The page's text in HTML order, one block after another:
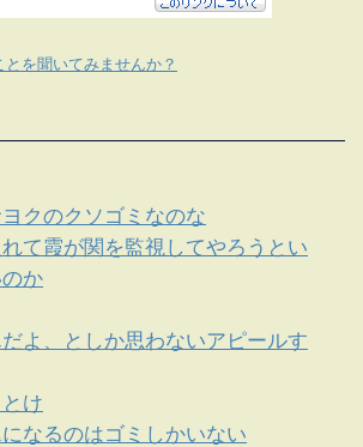
を聞いてみませんか？
クのクソゴミなのな
て霞が関を監視してやろうとい
か
よ、としか思わないアピールす
け
なるのはゴミしかいない